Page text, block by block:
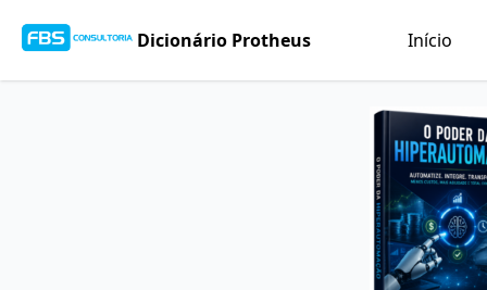
Dicionário Protheus Início